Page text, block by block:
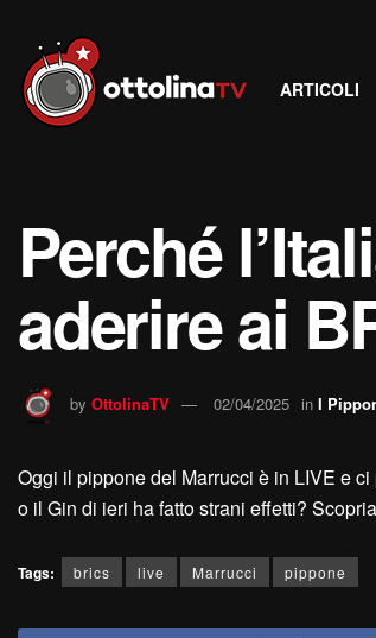
ARTICOLI
Perché
aderire ai
by OttolinaTV 02/04/2025 in I
Oggi il pippone del Marrucci è in LIVE e
o il Gin di ieri ha fatto strani effetti?
Tags: brics live Marrucci pippone